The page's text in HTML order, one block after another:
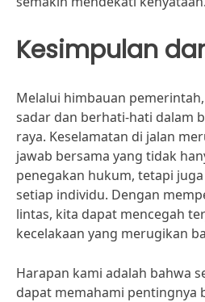
Kesimpulan
Melalui himbauan
sadar dan berhati-hati dalam
raya. Keselamatan di jalan
jawab bersama yang tidak
penegakan hukum, tetapi
setiap individu. Dengan
lintas, kita dapat mencegah
kecelakaan yang merugikan
Harapan kami adalah bahwa
dapat memahami pentingnya